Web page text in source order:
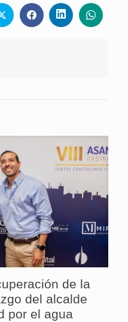
de la
del alcalde
por el agua